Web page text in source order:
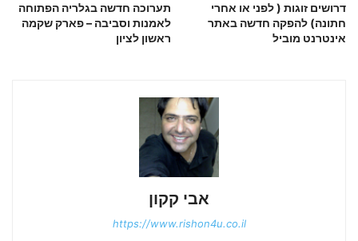
תערוכה חדשה בגלריה הפתוחה
לאמנות וסביבה – פארק שקמה
ראשון לציון
דרושים זוגות ( לפני או אחרי
חתונה) להפקה חדשה באתר
אינטרנט מוביל
אבי קקון
https://www.rishon4u.co.il